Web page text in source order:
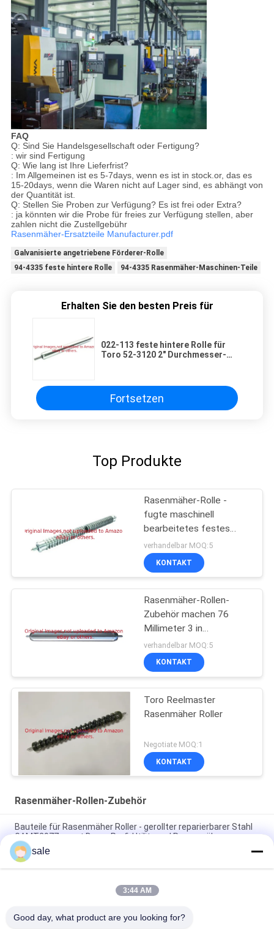
FAQ
Q: Sind Sie Handelsgesellschaft oder Fertigung?
: wir sind Fertigung
Q: Wie lang ist Ihre Lieferfrist?
: Im Allgemeinen ist es 5-7days, wenn es ist in stock.or, das es
15-20days, wenn die Waren nicht auf Lager sind, es abhängt von
der Quantität ist.
Q: Stellen Sie Proben zur Verfügung? Es ist frei oder Extra?
: ja könnten wir die Probe für freies zur Verfügung stellen, aber
zahlen nicht die Zustellgebühr
Rasenmäher-Ersatzteile Manufacturer.pdf
Galvanisierte angetriebene Förderer-Rolle
94-4335 feste hintere Rolle
94-4335 Rasenmäher-Maschinen-Teile
Erhalten Sie den besten Preis für
022-113 feste hintere Rolle für
Toro 52-3120 2" Durchmesser-
Fortsetzen
Top Produkte
Rasenmäher-Rolle -
fugte maschinell
bearbeitetes festes
Sitze deere des Stahl-
GAET10557
verhandelbar MOQ:5
KONTAKT
Rasenmäher-Rollen-
Zubehör machen 76
Millimeter 3 in
GTCA17790 glatt
verhandelbar MOQ:5
KONTAKT
Toro Reelmaster
Rasenmäher Roller
Negotiate MOQ:1
KONTAKT
Rasenmäher-Rollen-Zubehör
Bauteile für Rasenmäher Roller - gerollter reparierbarer Stahl
GAMT2977 passt Deere Profi-Utility und Rasenmäher
Rasenmäher Teile glatte Rolle, 30 Zoll GAMT2976 passt Deere
professionelle Rasenmäher
Rasenmäherteile Glatte Frontrolle, 26 Zoll GAMT2969
sale
3:44 AM
Good day, what product are you looking for?